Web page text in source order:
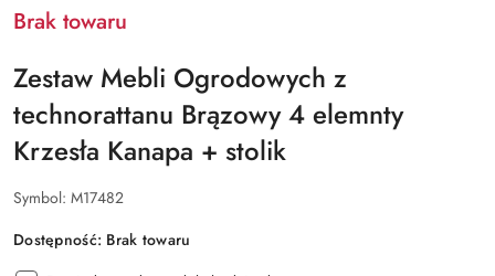
Brak towaru
Zestaw Mebli Ogrodowych z
technorattanu Brązowy 4 elemnty
Krzesła Kanapa + stolik
Symbol: M17482
Dostępność: Brak towaru